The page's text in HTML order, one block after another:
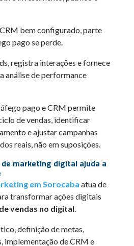
bem configurado, parte
pago se perde.
registra interações e fornece
análise de performance
pago e CRM permite
de vendas, identificar
e ajustar campanhas
reais, não em suposições.
de marketing digital ajuda a
em Sorocaba atua de
transformar ações digitais
vendas no digital.
definição de metas,
implementação de CRM e